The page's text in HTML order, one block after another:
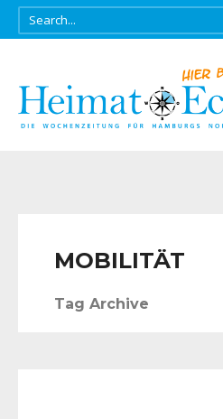
MOBILITÄT
Tag Archive